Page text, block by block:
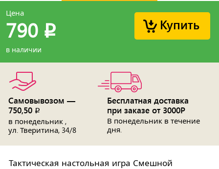
Купить
Цена
790 p
в наличии
Самовывозом —
750,50 p
в понедельник ,
ул. Тверитина, 34/8
Бесплатная доставка
при заказе от 3000Р
В понедельник в течение
дня.
Тактическая настольная игра Смешной